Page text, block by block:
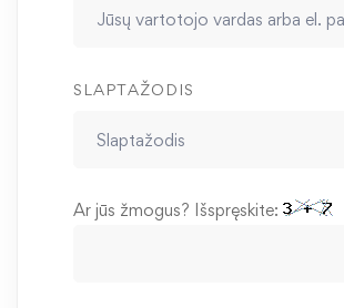
SLAPTAŽODIS
Ar jūs žmogus? Išspręskite: